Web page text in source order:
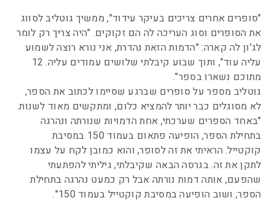
"סופרים אחרים צריכים בעיקר עידוד", ממשיך גוטליב לסווג
את הסופרים וסוג העריכה לה הם זקוקים. "היה צריך רק לומר
לג'ון לה קארה: "הדמות הזאת נהדרת, אני נורא רוצה לשמוע
עליה עוד", ותוך שבוע קיבלתי שלושים עמודים עליה. 12
מתוכם נשארו בספר".
גוטליב מספר על סופרים שברגע שסיימו לכתוב את הספר,
לא מסוגלים כבר יותר להמציא כלום, ומתקשים מאוד לשנות.
"באחד הספרים שערכתי, אחת הדמויות שנורתה ונהרגה
בתחילת הספר, הופיעה פתאום בעמוד 150 במסיבת
קוקטייל. הראיתי את זה לסופר, והוא כמובן לקח על עצמו
לתקן את זה. בגרסה הבאה שקיבלתי, גיליתי להפתעתי
שהפעם, אותה דמות נורתה אבל רק כמעט נהרגה בתחילת
הספר, ושוב הופיעה במסיבת קוקטייל בעמוד 150".